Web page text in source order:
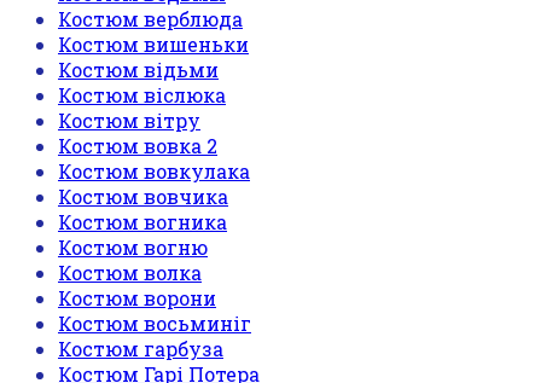
Костюм верблюда
Костюм вишеньки
Костюм відьми
Костюм віслюка
Костюм вітру
Костюм вовка 2
Костюм вовкулака
Костюм вовчика
Костюм вогника
Костюм вогню
Костюм волка
Костюм ворони
Костюм восьминіг
Костюм гарбуза
Костюм Гарі Потера